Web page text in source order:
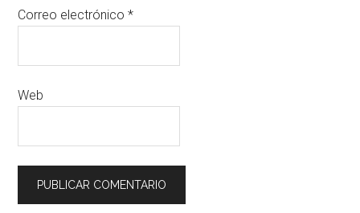
Correo electrónico*
Web